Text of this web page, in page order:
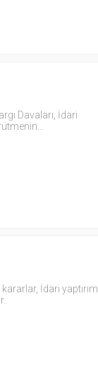
Davaları, İdari
İdari yaptırım